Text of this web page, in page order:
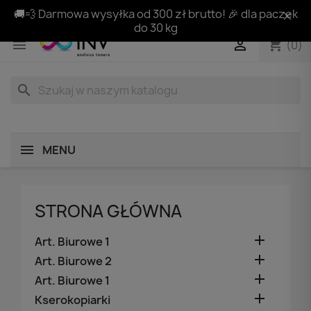
🚚💨 Darmowa wysyłka od 300 zł brutto! 🎉 dla paczek
do 30 kg
 shopping_cart(0)

search
MENU
STRONA GŁÓWNA
Art. Biurowe 1 
Art. Biurowe 2 
Art. Biurowe 1 
Kserokopiarki 